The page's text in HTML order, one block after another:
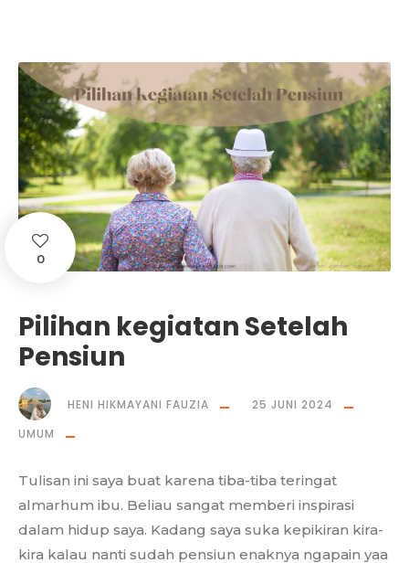
0
Pilihan kegiatan Setelah
Pensiun
HENI HIKMAYANI FAUZIA
25 JUNI 2024
UMUM
Tulisan ini saya buat karena tiba-tiba teringat
almarhum ibu. Beliau sangat memberi inspirasi
dalam hidup saya. Kadang saya suka kepikiran kira-
kira kalau nanti sudah pensiun enaknya ngapain yaa